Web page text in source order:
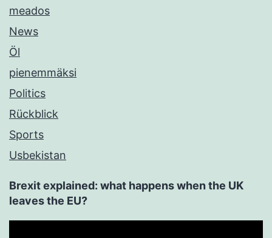
meados
News
Öl
pienemmäksi
Politics
Rückblick
Sports
Usbekistan
Brexit explained: what happens when the UK
leaves the EU?